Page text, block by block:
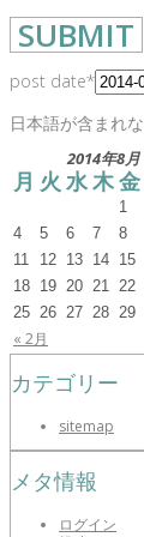
post date*
日本語が含まれ
2014年8月
月 火 水木金
« 2月
1
4
5 6 7 8
11
12 13 14 15
18 19 20 21 22
25 26 27 28 29
カテゴリー
sitemap
メタ情報
ログイン